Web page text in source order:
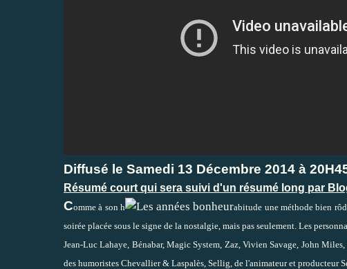
Diffusé le Samedi 13 Décembre 2014 à
Résumé court qui sera suivi d'un résumé long par
Comme à son h
abitude une méthode bien
soirée placée sous le signe de la nostalgie, mais pas seulement. Les
Jean-Luc Lahaye, Bénabar, Magic System, Zaz, Vivien Savage, John
des humoristes Chevallier & Laspalès, Sellig, de l'animateur et producteur